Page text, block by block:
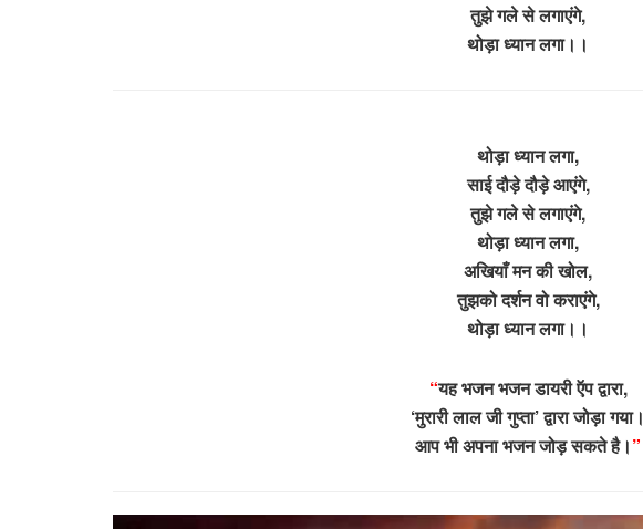
तुझे गले से लगाएंगे,
थोड़ा ध्यान लगा।।
थोड़ा ध्यान लगा,
साई दौड़े दौड़े आएंगे,
तुझे गले से लगाएंगे,
थोड़ा ध्यान लगा,
अखियाँ मन की खोल,
तुझको दर्शन वो कराएंगे,
थोड़ा ध्यान लगा।।
“यह भजन भजन डायरी ऍप द्वारा,
‘मुरारी लाल जी गुप्ता’ द्वारा जोड़ा गया।
आप भी अपना भजन जोड़ सकते है।”